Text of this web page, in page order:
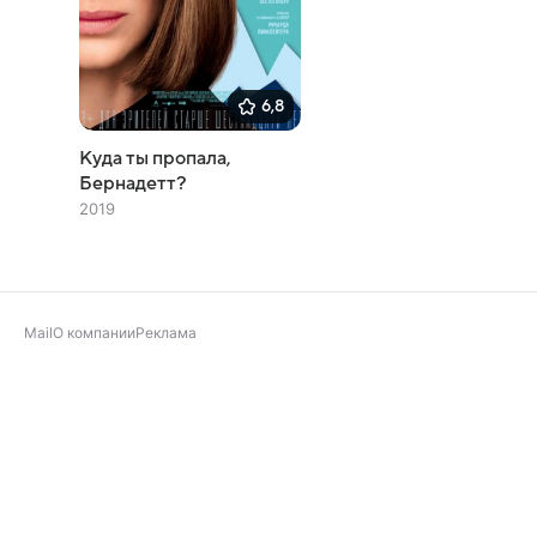
6,8
Куда ты пропала,
Бернадетт?
2019
MailО компанииРеклама